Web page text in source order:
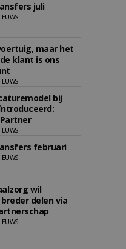
juli
maar het
klant is ons
bij
februari
wil
delen via